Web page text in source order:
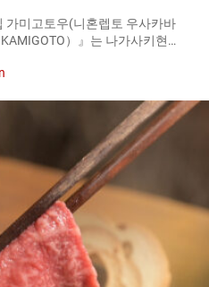
가미고토우(니혼렙토 우사카바
）』는 나가사키현의
카미고시마초에서 직송된 해산
카이센 곳츠돈（Gottsu-Don
간과 저녁시간 언제나 먹을 수 있
Seafood Bowl）』은 이 가게를
사키에서 ‘진수성찬’ 을 의미하
철 해산물 ７종류를 대담하게 사
돈（토쿠조）（Gottsu-Don
（세금 포함） 『카이센 곳츠
』의 재료는 １주일마다 바뀌어,
삼치, 도미, 가다랭이, 방어, 광어
. 각 회는 『아고다시
있기 때문에 아무것도 붙이지